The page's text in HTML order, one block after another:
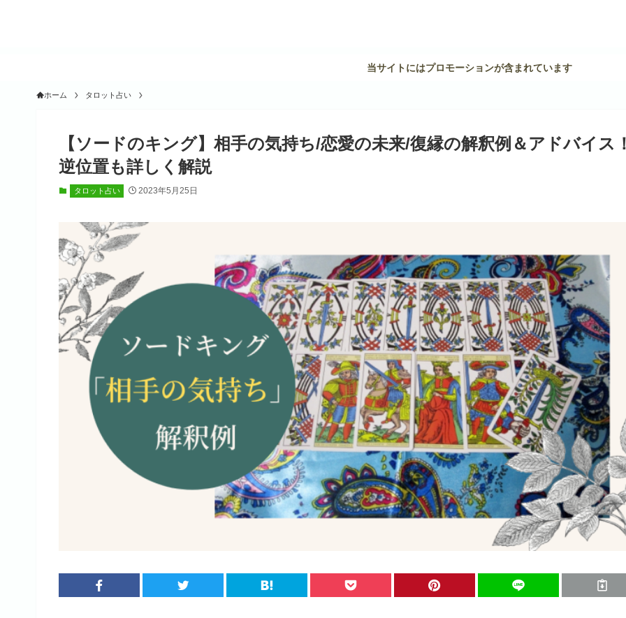
当サイトにはプロモーションが含まれています
ホーム タロット占い
【ソードのキング】相手の気持ち/恋愛の未来/復縁の解釈例＆アドバイス
逆位置も詳しく解説
タロット占い 2023年5月25日